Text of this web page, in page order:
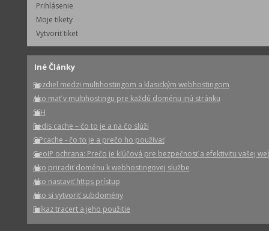
Prihlásenie
Moje tikety
Vytvoriť tiket
Iné Články
Rozdiel medzi multihostingom a klasickým webhostingom
Ako mať v multihostingu pre každú doménu inú stránku
SSH
Redis cache – čo to je a na čo slúži
OPcache - čo to je a prečo ho používať
GeoIP ochrana: Prečo je kľúčová pre bezpečnosť a efektivitu vašej
Ako priradiť doménu k webhostingovej službe
Ako nastaviť https prístup
Ako si vytvoriť subdomény
Príkaz tracert a jeho použitie